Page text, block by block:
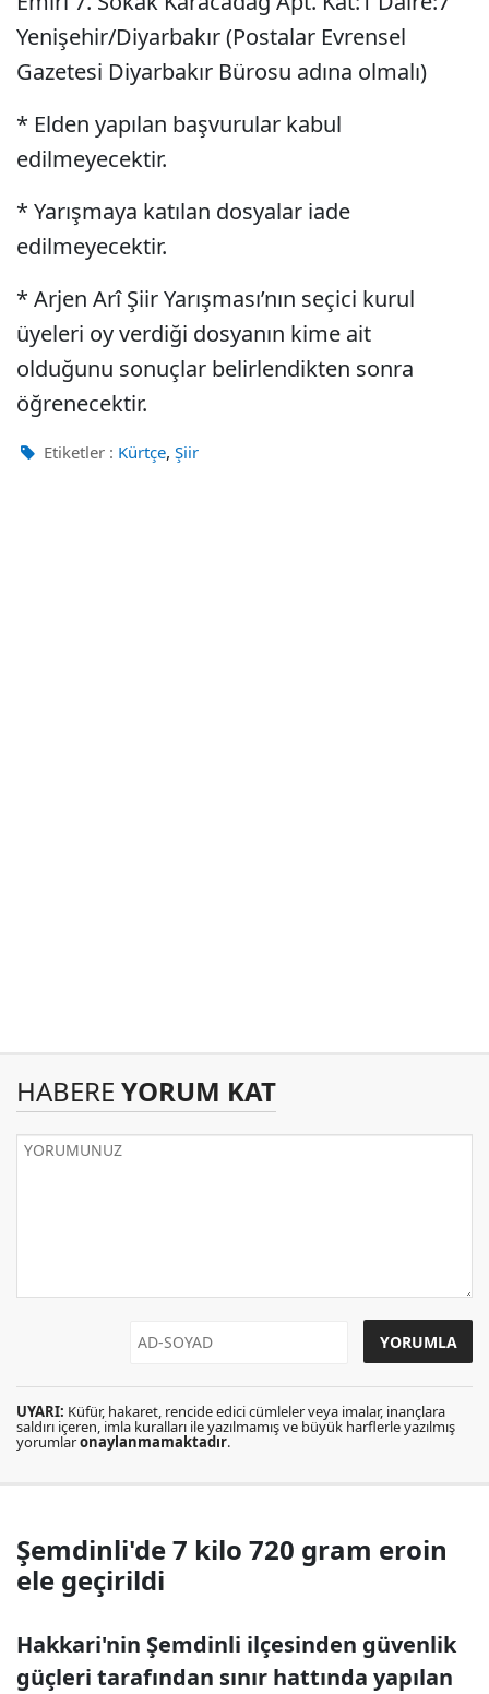
Yenişehir/Diyarbakır (Postalar Evrensel
Gazetesi Diyarbakır Bürosu adına olmalı)
* Elden yapılan başvurular kabul
edilmeyecektir.
* Yarışmaya katılan dosyalar iade
edilmeyecektir.
* Arjen Arî Şiir Yarışması’nın seçici kurul
üyeleri oy verdiği dosyanın kime ait
olduğunu sonuçlar belirlendikten sonra
öğrenecektir.
Etiketler : Kürtçe, Şiir
HABERE YORUM KAT
UYARI: Küfür, hakaret, rencide edici cümleler veya imalar, inançlara
saldırı içeren, imla kuralları ile yazılmamış ve büyük harflerle yazılmış
yorumlaronaylanmamaktadır.
Şemdinli'de 7 kilo 720 gram eroin
ele geçirildi
Hakkari'nin Şemdinli ilçesinden güvenlik
güçleri tarafından sınır hattında yapılan